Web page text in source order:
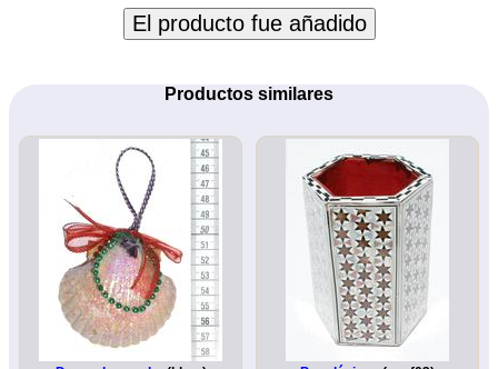
El producto fue añadido
Productos similares